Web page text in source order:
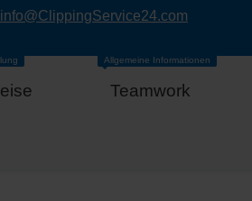
info@ClippingService24.com
Teamwork
Allgemeine Informationen